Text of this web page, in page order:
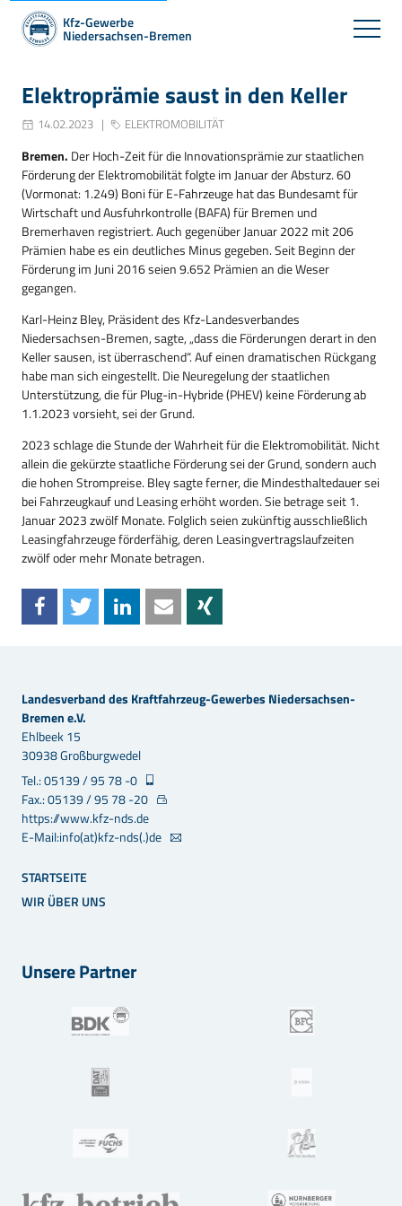
Kfz-Gewerbe
Niedersachsen-Bremen
Elektroprämie saust in den Keller
14.02.2023 ELEKTROMOBILITÄT
Bremen. Der Hoch-Zeit für die Innovationsprämie zur staatlichen
Förderung der Elektromobilität folgte im Januar der Absturz. 60
(Vormonat: 1.249) Boni für E-Fahrzeuge hat das Bundesamt für
Wirtschaft und Ausfuhrkontrolle (BAFA) für Bremen und
Bremerhaven registriert. Auch gegenüber Januar 2022 mit 206
Prämien habe es ein deutliches Minus gegeben. Seit Beginn der
Förderung im Juni 2016 seien 9.652 Prämien an die Weser
gegangen.
Karl-Heinz Bley, Präsident des Kfz-Landesverbandes
Niedersachsen-Bremen, sagte, „dass die Förderungen derart in den
Keller sausen, ist überraschend“. Auf einen dramatischen Rückgang
habe man sich eingestellt. Die Neuregelung der staatlichen
Unterstützung, die für Plug-in-Hybride (PHEV) keine Förderung ab
1.1.2023 vorsieht, sei der Grund.
2023 schlage die Stunde der Wahrheit für die Elektromobilität. Nicht
allein die gekürzte staatliche Förderung sei der Grund, sondern auch
die hohen Strompreise. Bley sagte ferner, die Mindesthaltedauer sei
bei Fahrzeugkauf und Leasing erhöht worden. Sie betrage seit 1.
Januar 2023 zwölf Monate. Folglich seien zukünftig ausschließlich
Leasingfahrzeuge förderfähig, deren Leasingvertragslaufzeiten
zwölf oder mehr Monate betragen.
Landesverband des Kraftfahrzeug-Gewerbes Niedersachsen-
Bremen e.V.
Ehlbeek 15
30938 Großburgwedel
Tel.: 05139 / 95 78 -0
Fax.: 05139 / 95 78 -20
https://www.kfz-nds.de
E-Mail:info(at)kfz-nds(.)de
STARTSEITE
WIR ÜBER UNS
Unsere Partner